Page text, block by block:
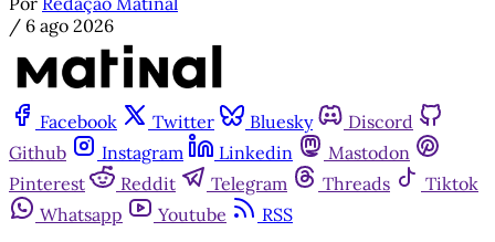
/ 6 ago 2026
Facebook Twitter Bluesky
Discord
Github
Instagram Linkedin
Mastodon
Pinterest
Reddit Telegram Threads
Tiktok
Whatsapp
Youtube
RSS